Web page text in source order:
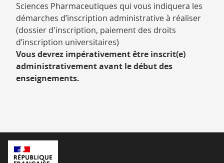
Sciences Pharmaceutiques qui vous indiquera les
démarches d’inscription administrative à réaliser
(dossier d'inscription, paiement des droits
d’inscription universitaires)
Vous devrez impérativement être inscrit(e)
administrativement avant le début des
enseignements.